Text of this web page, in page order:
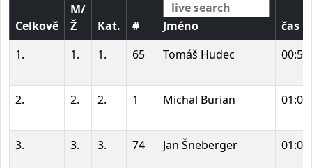
Celkově
M/
Ž
Kat. # Jméno
čas
1.
1. 1. 65 Tomáš Hudec
2. 2. 2. 1 Michal Burian
3. 3. 3. 74 Jan Šneberger